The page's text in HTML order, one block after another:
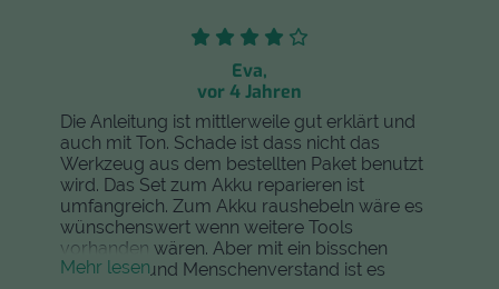
Eva,
vor 4 Jahren
Die Anleitung ist mittlerweile gut erklärt und
auch mit Ton. Schade ist dass nicht das
Werkzeug aus dem bestellten Paket benutzt
wird. Das Set zum Akku reparieren ist
umfangreich. Zum Akku raushebeln wäre es
wünschenswert wenn weitere Tools
vorhanden wären. Aber mit ein bisschen
Kreativität und Menschenverstand ist es
Mehr lesen